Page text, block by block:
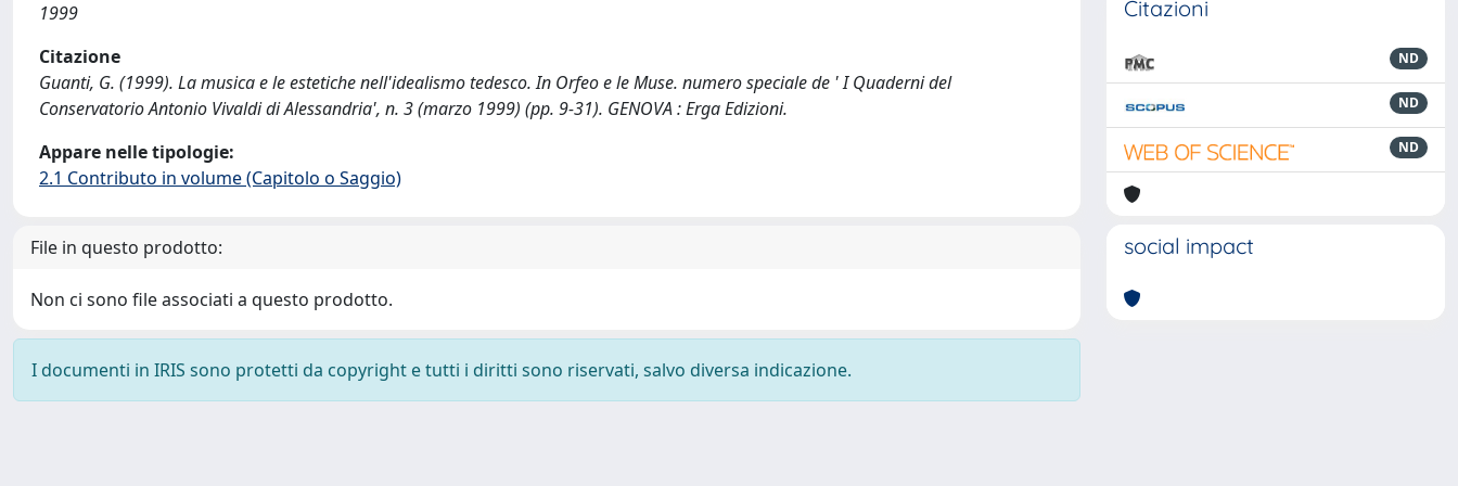
1999
Citazione
Guanti, G. (1999). La musica e le estetiche nell'idealismo tedesco. In Orfeo e le Muse. numero speciale de ' I Quaderni del
Conservatorio Antonio Vivaldi di Alessandria', n. 3 (marzo 1999) (pp. 9-31). GENOVA : Erga Edizioni.
Appare nelle tipologie:
2.1 Contributo in volume (Capitolo o Saggio)
File in questo prodotto:
Non ci sono file associati a questo prodotto.
I documenti in IRIS sono protetti da copyright e tutti i diritti sono riservati, salvo diversa indicazione.
Citazioni
ND
ND
ND
social impact